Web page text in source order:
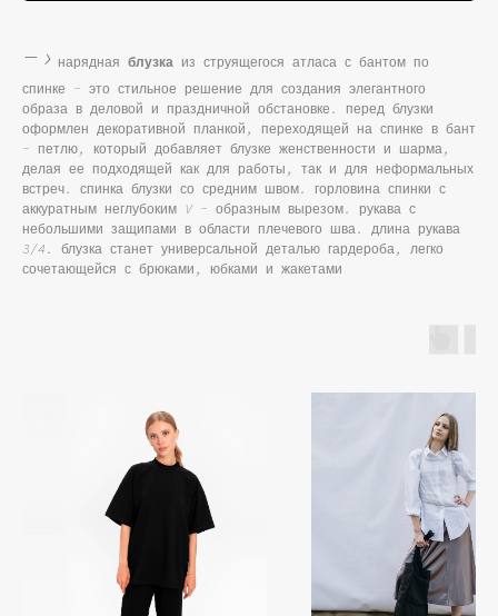
-› нарядная блузка из струящегося атласа с бантом по
спинке - это стильное решение для создания элегантного
образа в деловой и праздничной обстановке. перед блузки
оформлен декоративной планкой, переходящей на спинке в бант
- петлю, который добавляет блузке женственности и шарма,
делая ее подходящей как для работы, так и для неформальных
встреч. спинка блузки со средним швом. горловина спинки с
аккуратным неглубоким V - образным вырезом. рукава с
небольшими защипами в области плечевого шва. длина рукава
3/4. блузка станет универсальной деталью гардероба, легко
сочетающейся с брюками, юбками и жакетами